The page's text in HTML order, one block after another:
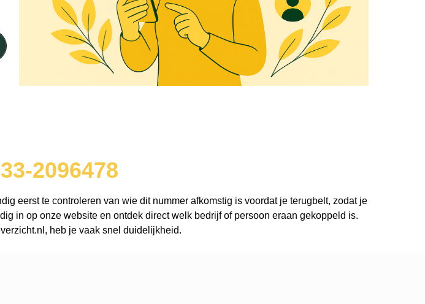
2096478
eerst te controleren van wie dit nummer afkomstig is voordat je terugbelt, zodat je
in op onze website en ontdek direct welk bedrijf of persoon eraan gekoppeld is.
heb je vaak snel duidelijkheid.